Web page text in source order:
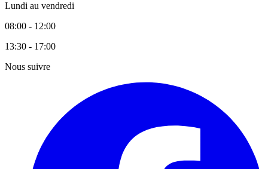
Lundi au vendredi
08:00 - 12:00
13:30 - 17:00
Nous suivre